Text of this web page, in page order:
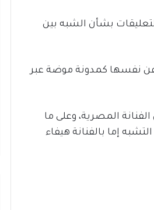
بشأن الشبه بين
عن نفسها كمدونة موضة عبر
المصرية، وعلى ما
إما بالفنانة هيفاء